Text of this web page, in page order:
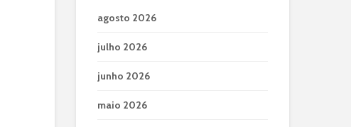
agosto 2026
julho 2026
junho 2026
maio 2026